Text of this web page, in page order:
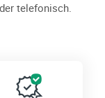
telefonisch.